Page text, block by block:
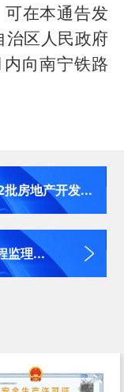
在本通告发
治区人民政府
内向南宁铁路
房地产开发...
监理...